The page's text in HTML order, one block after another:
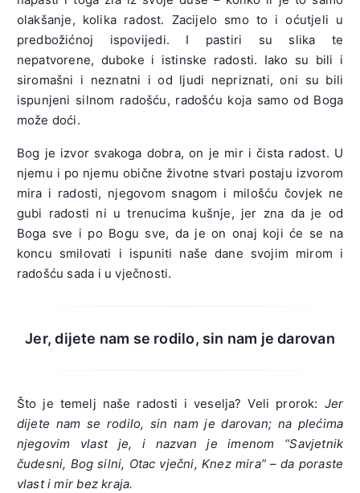
olakšanje, kolika radost. Zacijelo smo to i oćutjeli u
predbožićnoj ispovijedi. I pastiri su slika te
nepatvorene, duboke i istinske radosti. Iako su bili i
siromašni i neznatni i od ljudi nepriznati, oni su bili
ispunjeni silnom radošću, radošću koja samo od Boga
može doći.
Bog je izvor svakoga dobra, on je mir i čista radost. U
njemu i po njemu obične životne stvari postaju izvorom
mira i radosti, njegovom snagom i milošću čovjek ne
gubi radosti ni u trenucima kušnje, jer zna da je od
Boga sve i po Bogu sve, da je on onaj koji će se na
koncu smilovati i ispuniti naše dane svojim mirom i
radošću sada i u vječnosti.
Jer, dijete nam se rodilo, sin nam je darovan
Što je temelj naše radosti i veselja? Veli prorok: Jer
dijete nam se rodilo, sin nam je darovan; na plećima
njegovim vlast je, i nazvan je imenom “Savjetnik
čudesni, Bog silni, Otac vječni, Knez mira” – da poraste
vlast i mir bez kraja.